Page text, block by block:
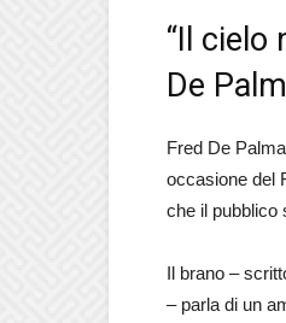
“Il cielo
De
Fred De
occasione del
che il pubblico
Il brano –
– parla di un